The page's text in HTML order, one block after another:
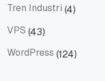
Tren Industri (4)
VPS (43)
WordPress (124)